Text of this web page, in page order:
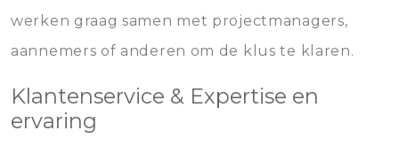
werken graag samen met projectmanagers,
aannemers of anderen om de klus te klaren.
Klantenservice & Expertise en
ervaring